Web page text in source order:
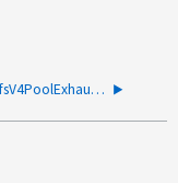
Nblade.nfsV4PoolExhaust: ConnectionHolder 用 NFS ストアプールが NFSv4.1 を使用する Solaris クライアントで使用されていません